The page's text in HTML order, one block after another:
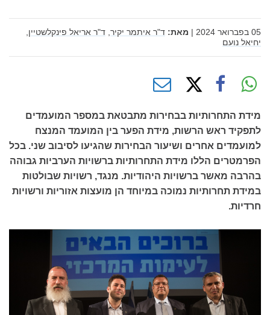
05 בפברואר 2024 | מאת: ד"ר איתמר יקיר, ד"ר אריאל פינקלשטיין,
יחיאל נועם
מידת התחרותיות בבחירות מתבטאת במספר המועמדים
לתפקיד ראש הרשות, מידת הפער בין המועמד המנצח
למועמדים אחרים ושיעור הבחירות שהגיעו לסיבוב שני. בכל
הפרמטרים הללו מידת התחרותיות ברשויות הערביות גבוהה
בהרבה מאשר ברשויות היהודיות. מנגד, רשויות שבולטות
במידת תחרותיות נמוכה במיוחד הן מועצות אזוריות ורשויות
חרדיות.